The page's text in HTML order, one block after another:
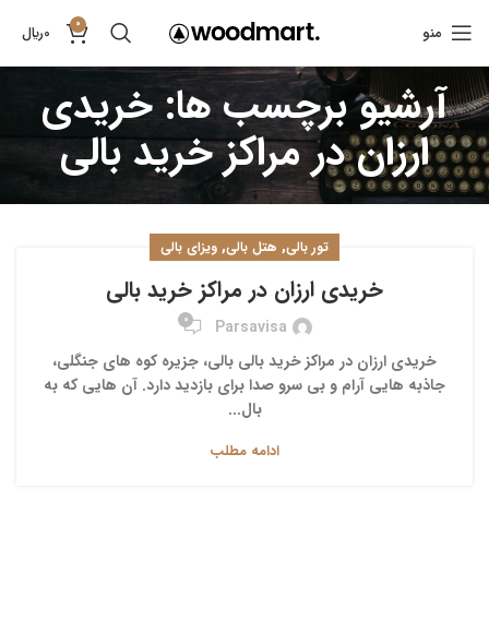
منو 0
0﷼
آرشیو برچسب ها: خریدی
ارزان در مراکز خرید بالی
تور بالی, هتل بالی, ویزای بالی
خریدی ارزان در مراکز خرید بالی
Parsavisa
0
خریدی ارزان در مراکز خرید بالی بالی، جزیره کوه های جنگلی،
جاذبه هایی آرام و بی سرو صدا برای بازدید دارد. آن هایی که به
بال...
ادامه مطلب